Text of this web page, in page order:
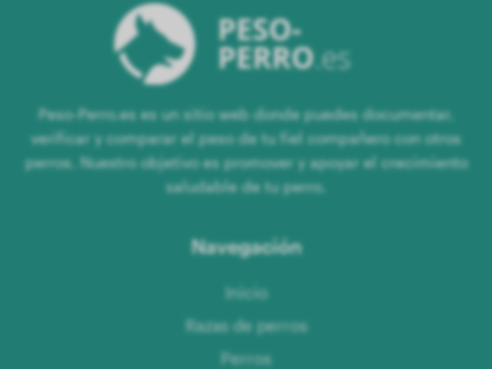
Peso-Perro.es es un sitio web donde puedes documentar,
verificar y comparar el peso de tu fiel compañero con otros
perros. Nuestro objetivo es promover y apoyar el crecimiento
saludable de tu perro.
Navegación
Inicio
Razas de perros
Perros